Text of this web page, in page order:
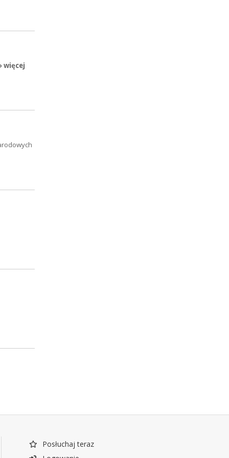
więcej
Posłuchaj teraz